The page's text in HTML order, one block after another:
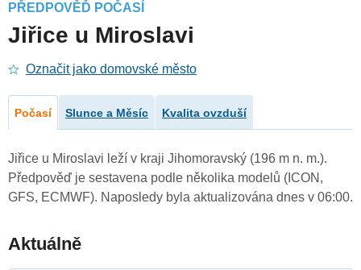
PŘEDPOVĚĎ POČASÍ
Jiřice u Miroslavi
Označit jako domovské město
Počasí Slunce a Měsíc Kvalita ovzduší
Jiřice u Miroslavi leží v kraji Jihomoravský (196 m n. m.).
Předpověď je sestavena podle několika modelů (ICON,
GFS, ECMWF). Naposledy byla aktualizována dnes v 06:00.
Aktuálně